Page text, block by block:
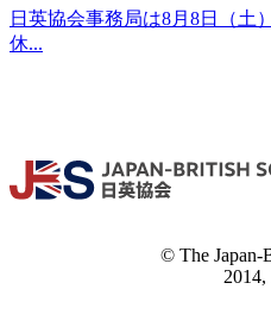
日英協会事務局は8月8日（土
休...
© The Japan-
2014,